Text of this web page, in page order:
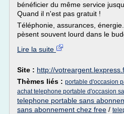
bénéficier du même service
Quand il n'est pas gratuit !
Téléphonie, assurances,
pèsent souvent lourd dans le
Lire la suite
Site : http://
Thèmes liés : portable d'occasion
achat telephone portable d'occasion
telephone portable sans
sans abonnement chez free /